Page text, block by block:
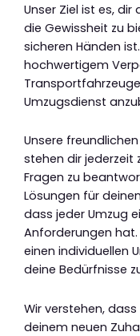
Unser Ziel ist es,
die Gewissheit zu
sicheren Händen
hochwertigem
Umzugsdienst
Unsere
stehen dir jederzeit
Fragen zu
Lösungen für
dass jeder Umzug
Anforderungen
einen individuellen
deine Bedürfnisse
Wir verstehen,
deinem neuen